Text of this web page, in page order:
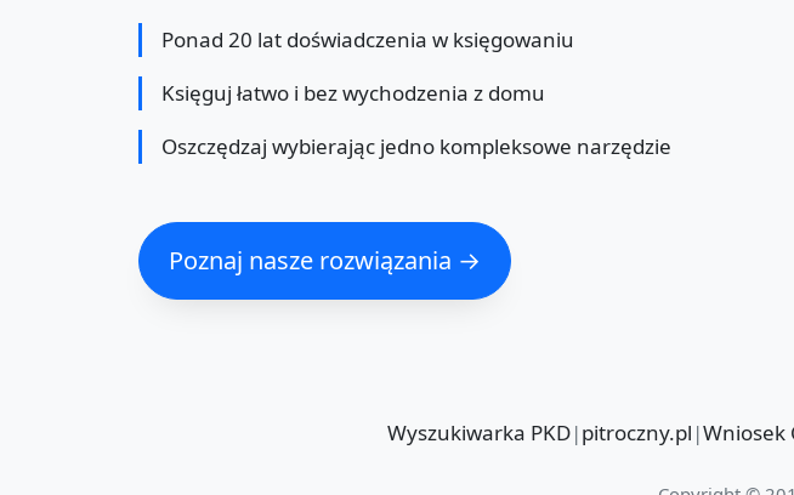
Ponad 20 lat doświadczenia w księgowaniu
Księguj łatwo i bez wychodzenia z domu
Oszczędzaj wybierając jedno kompleksowe narzędzie
Poznaj nasze rozwiązania →
Wyszukiwarka PKD|pitroczny.pl |Wniosek